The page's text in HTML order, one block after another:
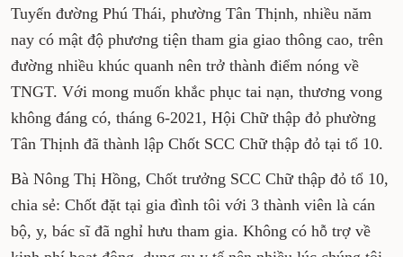
Tuyến đường Phú Thái, phường Tân Thịnh, nhiều năm
nay có mật độ phương tiện tham gia giao thông cao, trên
đường nhiều khúc quanh nên trở thành điểm nóng về
TNGT. Với mong muốn khắc phục tai nạn, thương vong
không đáng có, tháng 6-2021, Hội Chữ thập đỏ phường
Tân Thịnh đã thành lập Chốt SCC Chữ thập đỏ tại tổ 10.
Bà Nông Thị Hồng, Chốt trưởng SCC Chữ thập đỏ tổ 10,
chia sẻ: Chốt đặt tại gia đình tôi với 3 thành viên là cán
bộ, y, bác sĩ đã nghỉ hưu tham gia. Không có hỗ trợ về